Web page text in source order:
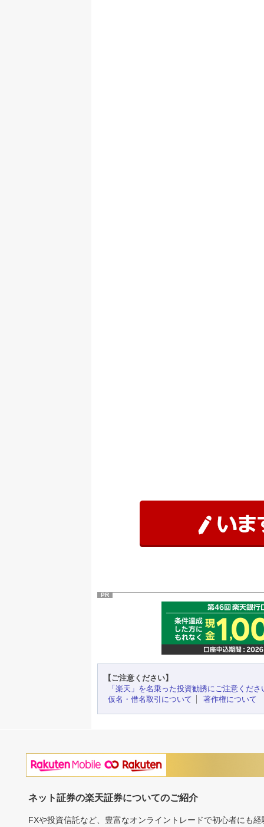
PR
【ご注意ください】
「楽天」を名乗った投資勧誘にご注意くださ
仮名・借名取引について
著作権について
ネット証券の楽天証券についてのご紹介
FXや投資信託など、豊富なオンライントレードで初心者にも